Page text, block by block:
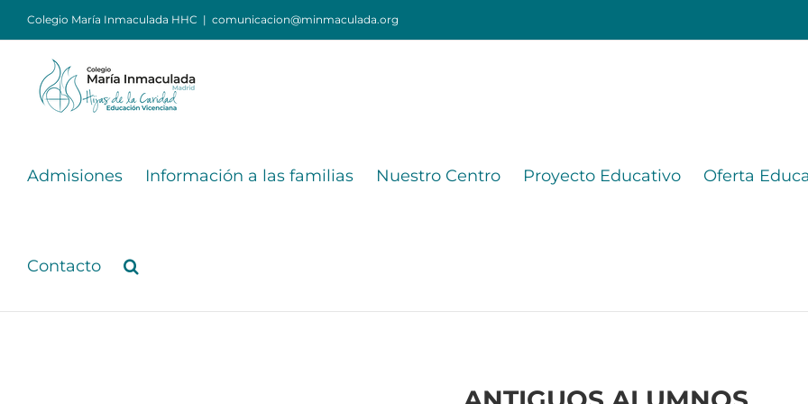
Colegio María Inmaculada HHC | comunicacion@minmaculada.org
Admisiones Información a las familias Nuestro Centro Proyecto Educativo Oferta
Contacto